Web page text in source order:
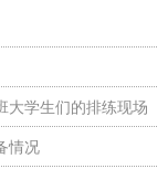
大学生们的排练现场
情况